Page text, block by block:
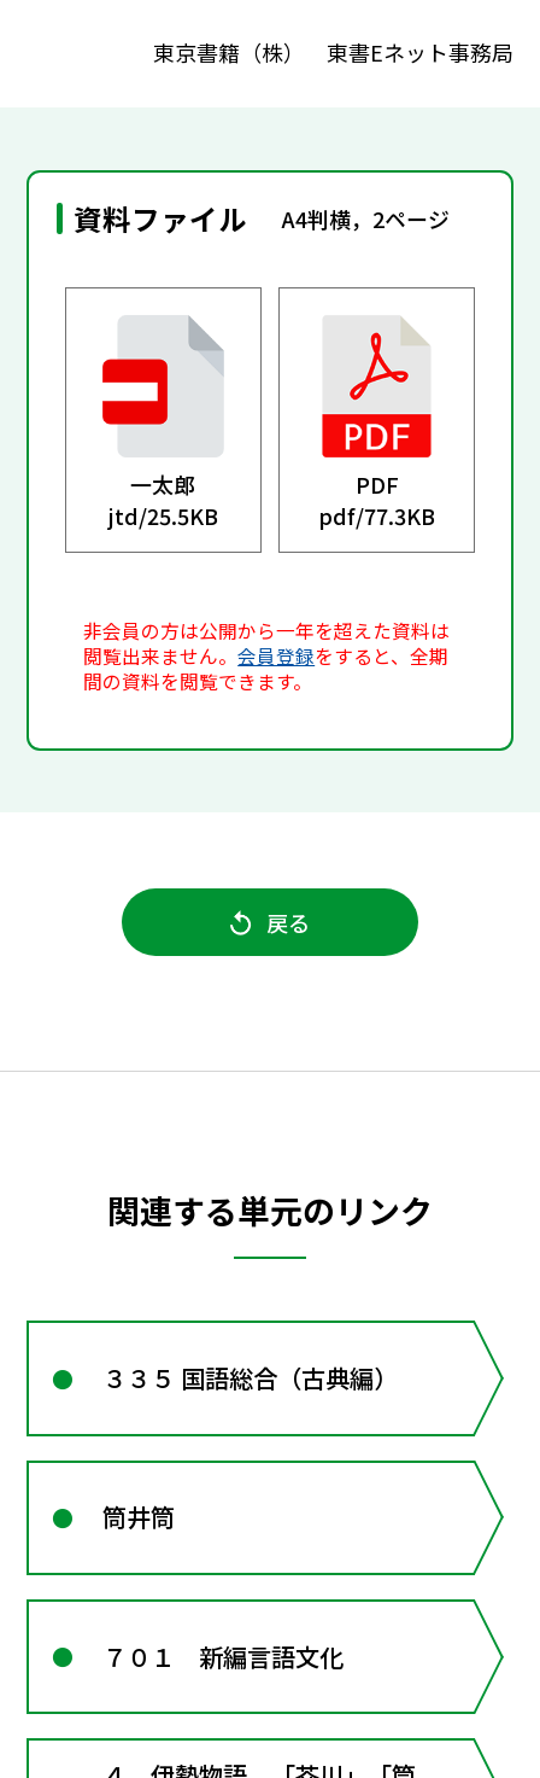
東京書籍（株） 東書Eネット事務局
資料ファイル A4判横，2ページ
一太郎
jtd/25.5KB
PDF
pdf/77.3KB
非会員の方は公開から一年を超えた資料は
閲覧出来ません。会員登録をすると、全期
間の資料を閲覧できます。
戻る
関連する単元のリンク
３３５ 国語総合（古典編）
筒井筒
７０１ 新編言語文化